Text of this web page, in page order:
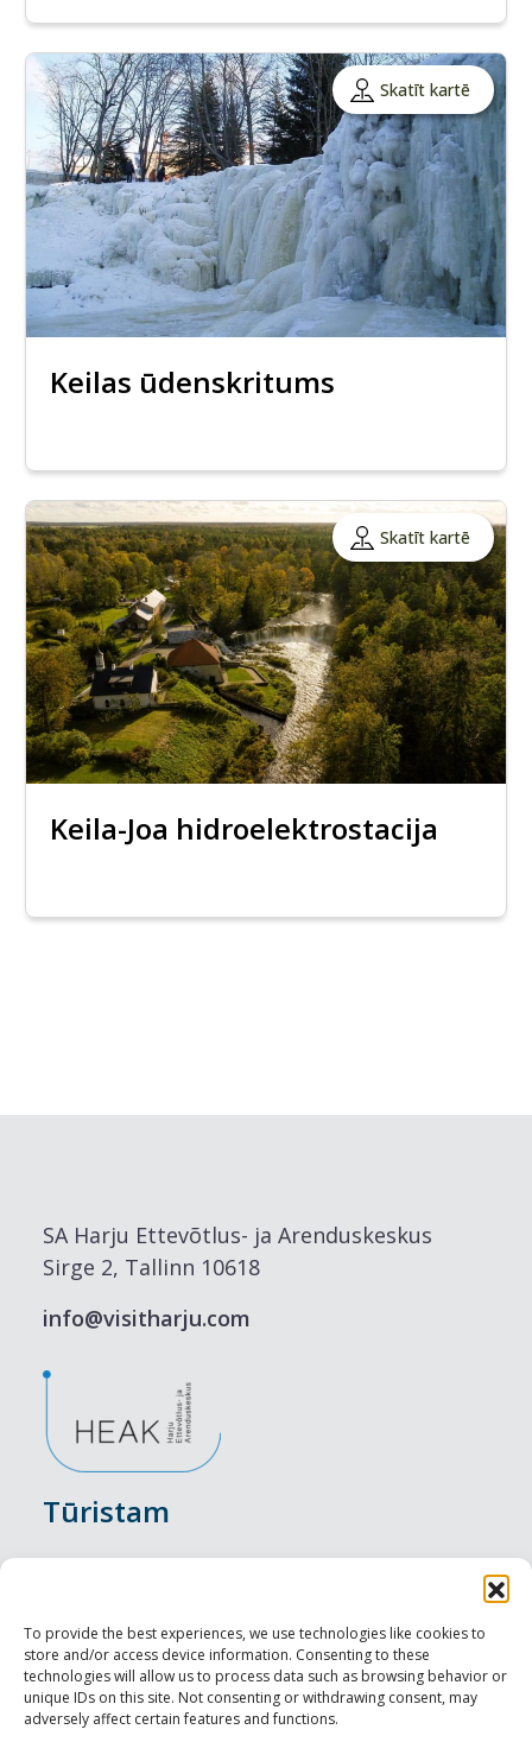
To provide the best experiences, we use technologies like cookies to
store and/or access device information. Consenting to these
technologies will allow us to process data such as browsing behavior or
unique IDs on this site. Not consenting or withdrawing consent, may
adversely affect certain features and functions.
Skatīt kartē
Keilas ūdenskritums
Skatīt kartē
Keila-Joa hidroelektrostacija
SA Harju Ettevõtlus- ja Arenduskeskus
Sirge 2, Tallinn 10618
info@visitharju.com
Tūristam
Nakšņošana
Vietas maltītei
Apskates objekti